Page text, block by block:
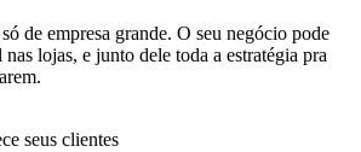
de empresa grande. O seu negócio pode
lojas, e junto dele toda a estratégia pra
seus clientes